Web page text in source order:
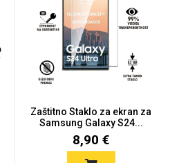
Zaštitno Staklo za ekran za
Samsung Galaxy S24...
8,90 €
Obiteljski motivi